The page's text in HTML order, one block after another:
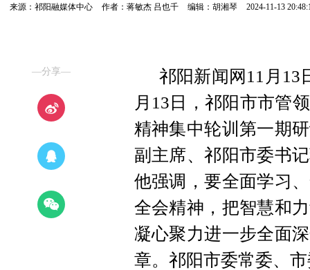
来源：祁阳融媒体中心 作者：蒋敏杰 吕也千 编辑：胡湘琴 2024-11-13
—分享—
祁阳新闻网11月13
月13日，祁阳市市管
精神集中轮训第一期
副主席、祁阳市委书
他强调，要全面学习
全会精神，把智慧和
凝心聚力进一步全面
章。祁阳市委常委、